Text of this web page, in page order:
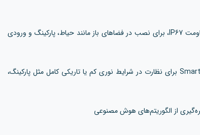
مناسب برای فضاهای بیرونی با استاندارد مقاومت IP67، برای نصب در فضاهای باز مانند حیاط، پارکینگ و ورودی
دید در شب رنگی با فناوری Smart Hybrid Light برای نظارت در شرایط نوری کم یا تاریکی کامل مثل پارکینگ،
از الگوریتم‌های هوش مصنوعی